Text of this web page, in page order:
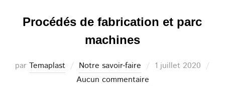
Procédés de fabrication et parc
machines
par Temaplast Notre savoir-faire
Publié
1 juillet 2020
Aucun commentaire